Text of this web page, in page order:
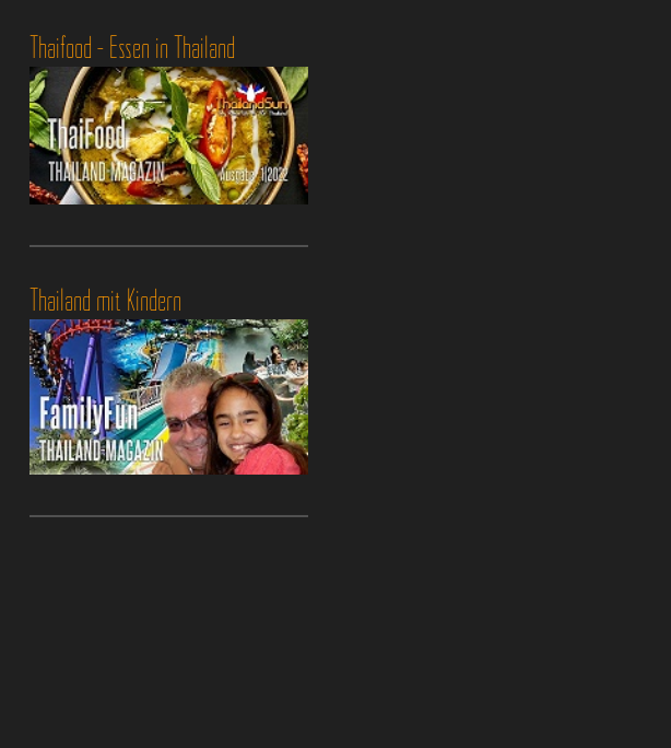
Thaifood - Essen in Thailand
Thailand mit Kindern